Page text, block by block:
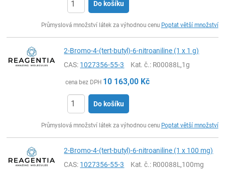
Do košíku
Průmyslová množství látek za výhodnou cenu Poptat větší množství
2-Bromo-4-(tert-butyl)-6-nitroaniline (1 x 1 g)
CAS: 1027356-55-3 Kat. č.: R00088L,1g
cena bez DPH 10 163,00 Kč
Do košíku
Průmyslová množství látek za výhodnou cenu Poptat větší množství
2-Bromo-4-(tert-butyl)-6-nitroaniline (1 x 100 mg)
CAS: 1027356-55-3 Kat. č.: R00088L,100mg